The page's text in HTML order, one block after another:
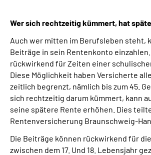
Inhalte in Gebärdensprache (DGS)
Leichte Sprache
Suche
Mein Kundenportal
Wer sich rechtzeitig kümmert, hat
Auch wer mitten im Berufsleben steht,
Beiträge in sein Rentenkonto
rückwirkend für Zeiten einer
Diese Möglichkeit haben Versicherte
zeitlich begrenzt, nämlich bis zum 45.
sich rechtzeitig darum kümmert, kann
seine spätere Rente erhöhen. Dies
Rentenversicherung Braunschweig-
Die Beiträge können rückwirkend für
zwischen dem 17. Und 18. Lebensjahr